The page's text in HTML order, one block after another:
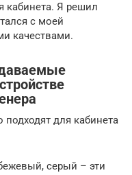
кабинета. Я решил
с моей
качествами.
подходят для кабинета
серый – эти